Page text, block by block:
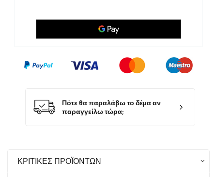
Πότε θα παραλάβω το δέμα αν
παραγγείλω τώρα;
ΚΡΙΤΙΚΈΣ ΠΡΟΪΌΝΤΩΝ